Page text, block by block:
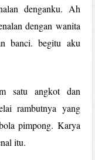
denganku. Ah
dengan wanita
banci. begitu aku
satu angkot dan
rambutnya yang
pimpong. Karya
itu.